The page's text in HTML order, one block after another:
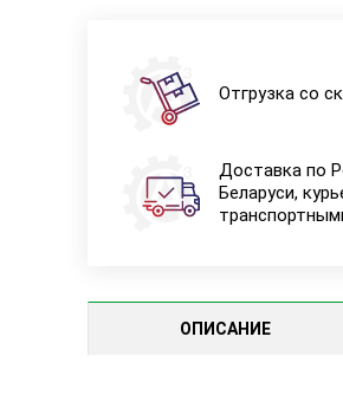
Отгрузка со
Доставка по
Беларуси,
ОПИСАНИЕ